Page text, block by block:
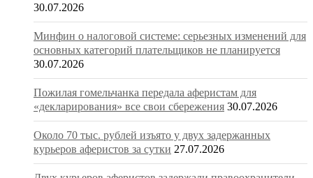
30.07.2026
Минфин о налоговой системе: серьезных изменений для
основных категорий плательщиков не планируется
30.07.2026
Пожилая гомельчанка передала аферистам для
«декларирования» все свои сбережения 30.07.2026
Около 70 тыс. рублей изъято у двух задержанных
курьеров аферистов за сутки 27.07.2026